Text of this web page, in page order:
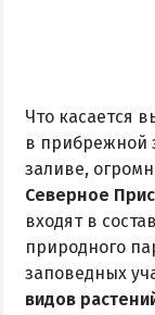
Что касается
в прибрежной
заливе,
Северное
входят в
природного
заповедных
видов